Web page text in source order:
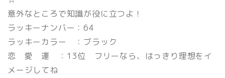
意外なところで知識が役に立つよ！
ラッキーナンバー：64
ラッキーカラー ：ブラック
恋 愛 運 ：13位 フリーなら、はっきり理想をイ
メージしてね